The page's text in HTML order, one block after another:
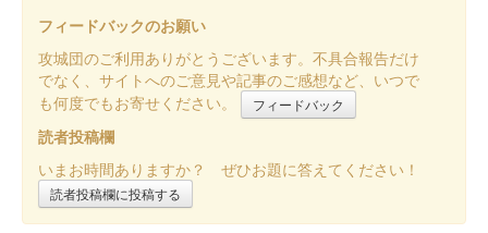
フィードバックのお願い
攻城団のご利用ありがとうございます。不具合報告だけ
でなく、サイトへのご意見や記事のご感想など、いつで
も何度でもお寄せください。
フィードバック
読者投稿欄
いまお時間ありますか？ ぜひお題に答えてください！
読者投稿欄に投稿する